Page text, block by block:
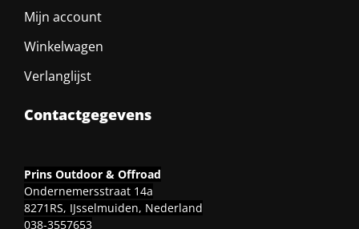
Mijn account
Winkelwagen
Verlanglijst
Contactgegevens
Prins Outdoor & Offroad
Ondernemersstraat 14a
8271RS, IJsselmuiden, Nederland
038-3557653